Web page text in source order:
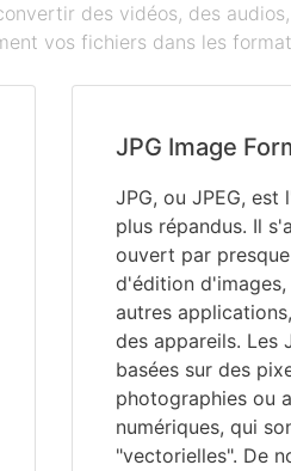
des vidéos, des
vos fichiers dans les
JPG Image
JPG, ou JPEG,
plus répandus. Il
ouvert par
d'édition
autres
des appareils. Les
basées sur des
photographies ou
numériques, qui
"vectorielles". De